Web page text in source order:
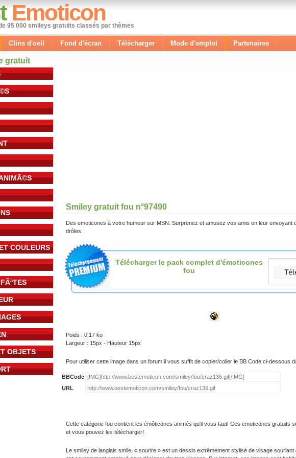
Emoticon
95 000 smileys gratuits classés par thèmes
Clins d'oeil Fond d'écran Télécharger Mode d'emploi Partenaires
gratuit
COULEURS
OBJETS
Smiley gratuit fou n°97490
Des emoticones à votre humeur sur MSN. Surprenez et amusez vos amis en leur envoyant
drôles.
Télécharger le pack complet d'émoticones
fou
Poids : 0.17 ko
Largeur : 15px - Hauteur 15px
Pour utiliser cette image dans un forum il vous suffit de copier/coller le BB Code ci-dessous
BBCode
URL
Cette catégorie fou contient les émôticones animés qu'il vous faut! Ces emoticones gratuits
et vous pouvez les télécharger!
Le smiley de langlais smile, « sourire » est un dessin extrêmement stylisé de visage